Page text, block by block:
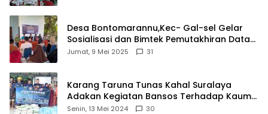
Desa Bontomarannu,Kec- Gal-sel Gelar
Sosialisasi dan Bimtek Pemutakhiran Data
ID
Jumat, 9 Mei 2025 31
Karang Taruna Tunas Kahal Suralaya
Adakan Kegiatan Bansos Terhadap Kaum
Dhuafa dan Anak Yatim-Piatu
Senin, 13 Mei 2024 30